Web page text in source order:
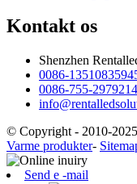
Kontakt os
Shenzhen
0086-
0086-755-
© Copyright - 2010-
Varme produkter-
Send e -mail